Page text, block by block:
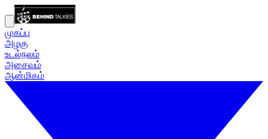
முகப்பு
அழகு
உடல்நலம்
அசைவம்
ஆன்மிகம்